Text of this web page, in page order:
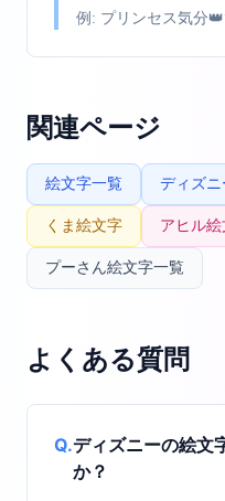
例: プリンセス気分
関連ページ
絵文字一覧 ディズ
くま絵文字 アヒル
プーさん絵文字一覧
よくある質問
Q.ディズニーの絵文
か？